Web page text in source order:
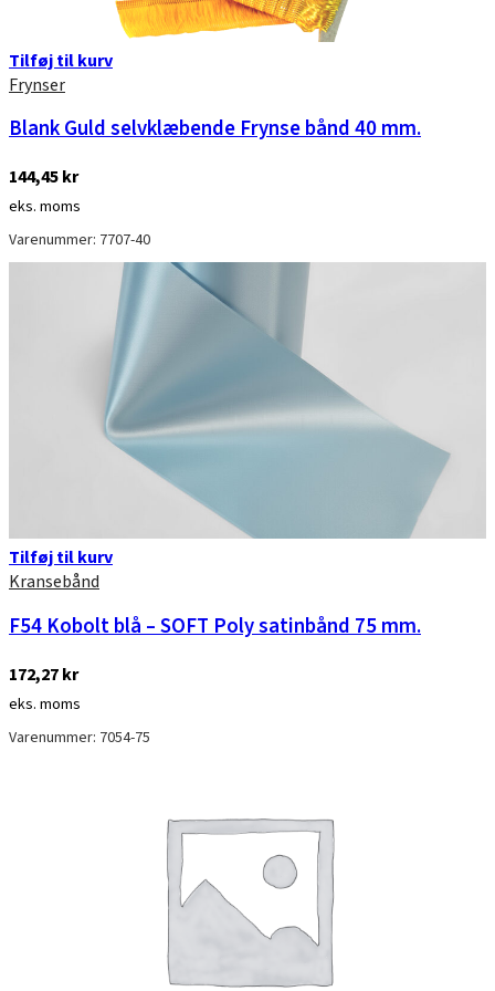
Tilføj til kurv
Frynser
Blank Guld selvklæbende Frynse bånd 40 mm.
144,45kr
eks. moms
Varenummer: 7707-40
Tilføj til kurv
Kransebånd
F54 Kobolt blå – SOFT Poly satinbånd 75 mm.
172,27kr
eks. moms
Varenummer: 7054-75